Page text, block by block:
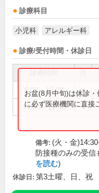
診療科目
小児科 アレルギー科
診療/受付時間・休診日
9:00～12:00 ●
14:30～17:30 ●
お盆(8月中旬)は休診
に必ず医療機関に直接
備考: (火・金
防接種のみの受
を読む)
休診日: 第3土曜、日、祝